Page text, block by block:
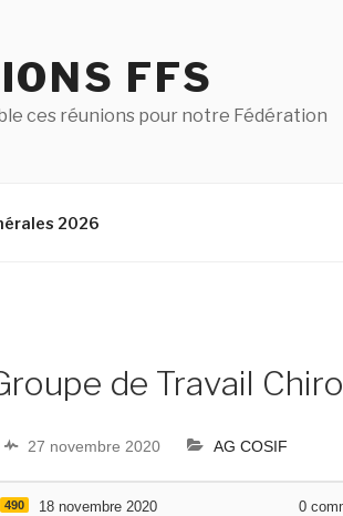
FFS
ces réunions pour notre Fédération
2026
de Travail
27 novembre 2020 AG COSIF
490 18 novembre 2020 0